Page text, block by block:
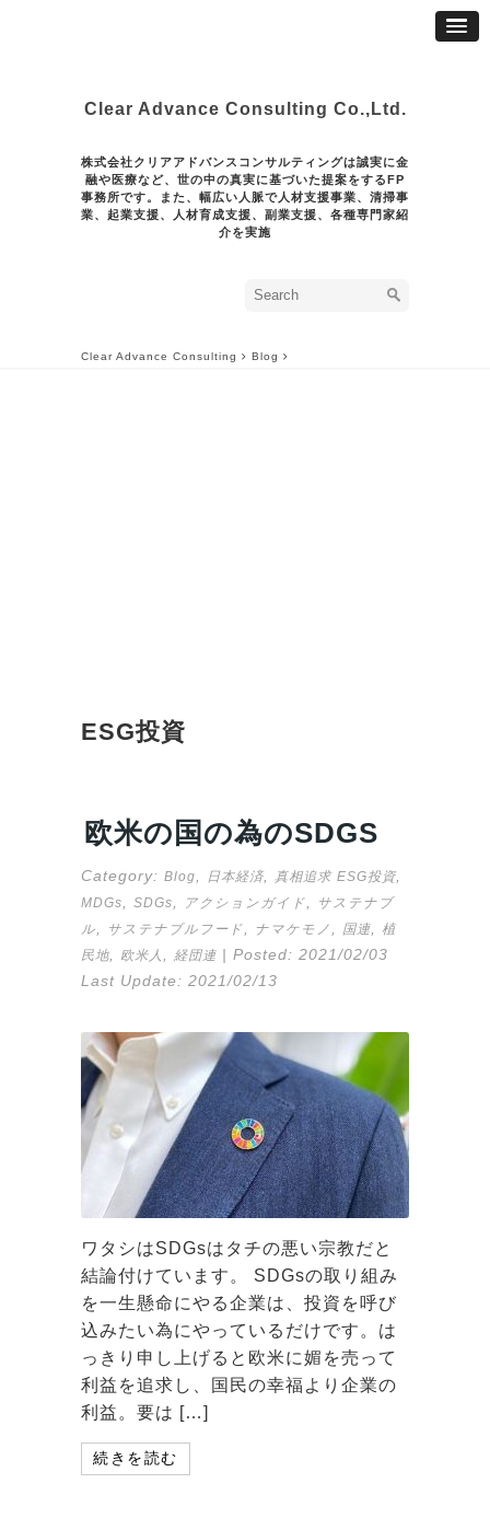
Clear Advance Consulting Co.,Ltd.
株式会社クリアアドバンスコンサルティングは誠実に金
融や医療など、世の中の真実に基づいた提案をするFP
事務所です。また、幅広い人脈で人材支援事業、清掃事
業、起業支援、人材育成支援、副業支援、各種専門家紹
介を実施
Clear Advance Consulting Blog
ESG投資
欧米の国の為のSDGS
Category: Blog 日本経済 真相追求 ESG投資
MDGs SDGs アクションガイド
サステナブ
ル
サステナブルフード ナマケモノ 国連
植
民地
欧米人 経団連 | Posted: 2021/02/03
Last Update: 2021/02/13
ワタシはSDGsはタチの悪い宗教だと
結論付けています。 SDGsの取り組み
を一生懸命にやる企業は、投資を呼び
込みたい為にやっているだけです。は
っきり申し上げると欧米に媚を売って
利益を追求し、国民の幸福より企業の
利益。要は […]
続きを読む